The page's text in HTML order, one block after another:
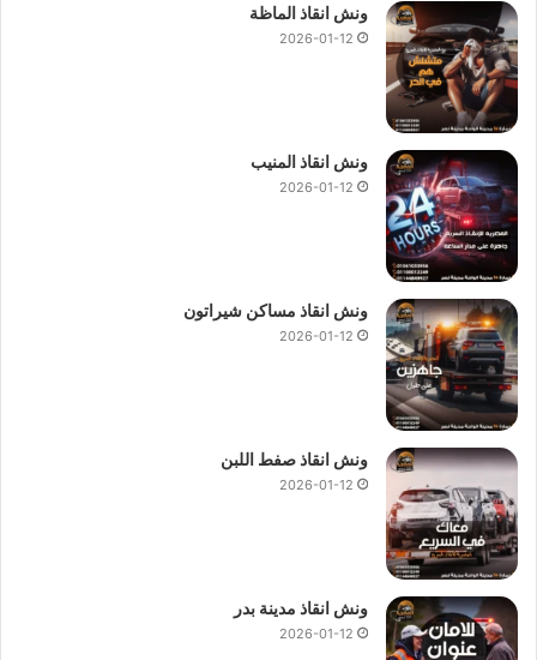
ونش انقاذ الماظة
2026-01-12
ونش انقاذ المنيب
2026-01-12
ونش انقاذ مساكن شيراتون
2026-01-12
ونش انقاذ صفط اللبن
2026-01-12
ونش انقاذ مدينة بدر
2026-01-12